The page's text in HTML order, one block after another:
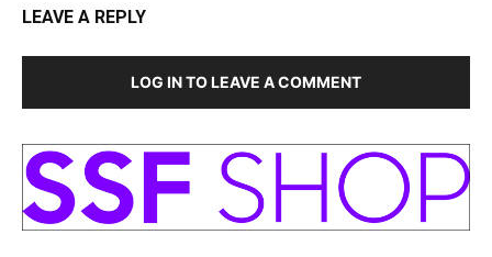
LEAVE A REPLY
LOG IN TO LEAVE A COMMENT